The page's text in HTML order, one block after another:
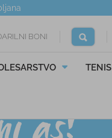
BONI
TENIS